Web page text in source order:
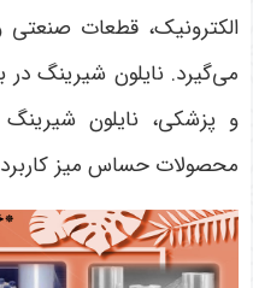
الکترونیک، قطعات صنعتی
می‌گیرد. نایلون شیرینگ
و پزشکی، نایلون
محصولات حساس میز کاربرد